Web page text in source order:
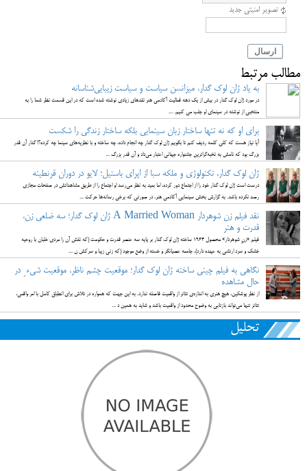
تصویر امنیتی جدید
ارسال
مطالب مرتبط
به یاد ژان لوک گدار، میزانسن سیاست و سیاست زیبایی‌شناسانه
در مورد ژان لوک گدار در بیش از یک دهه فعالیت آکادمی هنر نقدهای زیادی نوشته شده است که در این قسمت نظر شما را به
منتخبی از نوشته در سینمای او جلب می کنیم. ...
برای او که نه تنها ساختار زبان سینمایی بلکه ساختار زندگی را شکست
آیا نیاز هست که کلی کلمه ردیف کنم تا بگویم ژان لوک گدار چه انجام داده، چه ساخته و با نظریه‌های سینما چه کرده؟! گدار آن قدر
بزرگ بود که نامش به نخبه‌گراترین جشنواره جهانی اعتبار می‌داد و آن قدر بزرگ ...
ژان لوک گدار، تکنولوژی و ملکه سبا از اپرای باستیل؛ لایو در دوران قرنطینه
درست است ژان لوک گدار خود را از اجتماع دور کرده، اما بعید به نظر می‌رسد او اجتماع را از طریق مشاهداتش در صفحات مجازی
رصد نکرده باشد. به گزارش بخش سینمایی آکادمی هنر، در صورتی که برخی رسانه‌ها حرکت ...
نقد فیلم زن شوهردار A Married Woman ژان لوک گدار؛ سه ضلعی زن،
قدرت و هنر
فیلم «زنِ شوهردار» محصول 1964 ساخته ژان لوک گدار بر پایه سه عنصر قدرت و حکومت (که نقش آن را مردی خلبان با روحیه
خشک و سرد ارتشی به عهده دارد)، جامعه عصیانگر و خسته از وضع موجود (که زنی زیبا و سرکش ن ...
نگاهی به فیلم چینی ساخته ژان لوک گدار؛ موقعیت چشم ناظر، موقعیت شیء ِ در
حال مشاهده
از نظر پوشکین، هیچ هنری به اندازه‌ی تئاتر از واقعیت فاصله ندارد. به این جهت که همواره در تلاش برای انطباق کامل با امر واقعی،
تئاتر تنها می‌تواند بازتابی به وضوح محدود از واقعیت باشد و شاید به همین د ...
تحلیل